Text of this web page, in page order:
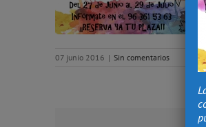
07 junio 2016 | Sin comentarios